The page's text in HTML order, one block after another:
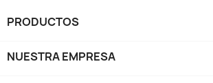
PRODUCTOS
NUESTRA EMPRESA